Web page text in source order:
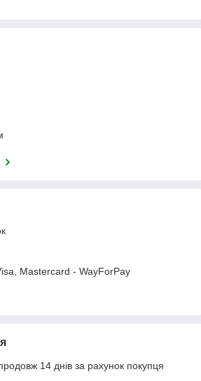
Mastercard - WayForPay
14 днів за рахунок покупця